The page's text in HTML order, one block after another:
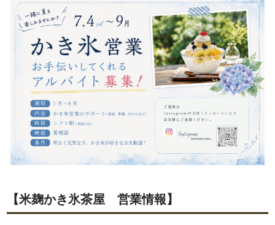
【米麹かき氷茶屋 営業情報】